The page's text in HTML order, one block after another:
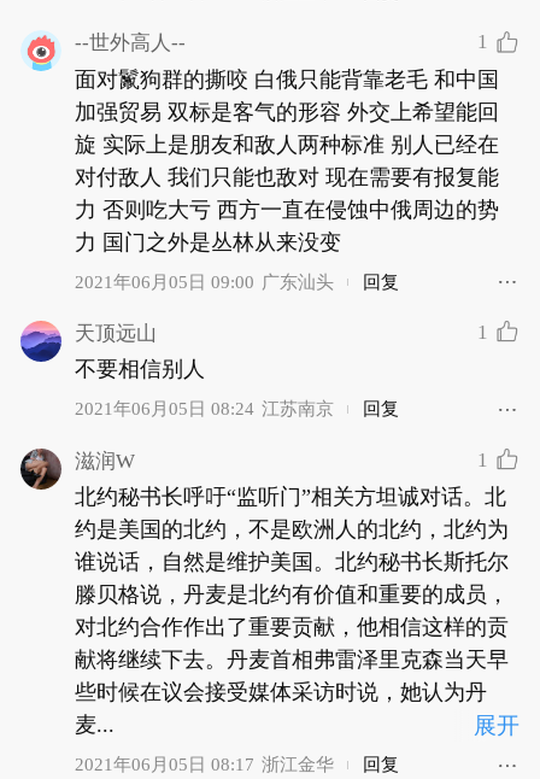
--世外高人-- 1
面对鬣狗群的撕咬 白俄只能背靠老毛 和中国
加强贸易 双标是客气的形容 外交上希望能回
旋 实际上是朋友和敌人两种标准 别人已经在
对付敌人 我们只能也敌对 现在需要有报复能
力 否则吃大亏 西方一直在侵蚀中俄周边的势
力 国门之外是丛林从来没变
2021年06月05日 09:00 广东汕头 回复
天顶远山 1
不要相信别人
2021年06月05日 08:24 江苏南京 回复
滋润W 1
北约秘书长呼吁“监听门”相关方坦诚对话。北
约是美国的北约，不是欧洲人的北约，北约为
谁说话，自然是维护美国。北约秘书长斯托尔
滕贝格说，丹麦是北约有价值和重要的成员，
对北约合作作出了重要贡献，他相信这样的贡
献将继续下去。丹麦首相弗雷泽里克森当天早
些时候在议会接受媒体采访时说，她认为丹
麦...
展开
2021年06月05日 08:17 浙江金华 回复